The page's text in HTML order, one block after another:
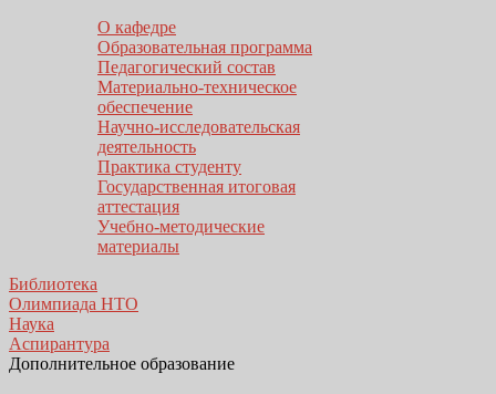
О кафедре
Образовательная программа
Педагогический состав
Материально-техническое
обеспечение
Научно-исследовательская
деятельность
Практика студенту
Государственная итоговая
аттестация
Учебно-методические
материалы
Библиотека
Олимпиада НТО
Наука
Аспирантура
Дополнительное образование